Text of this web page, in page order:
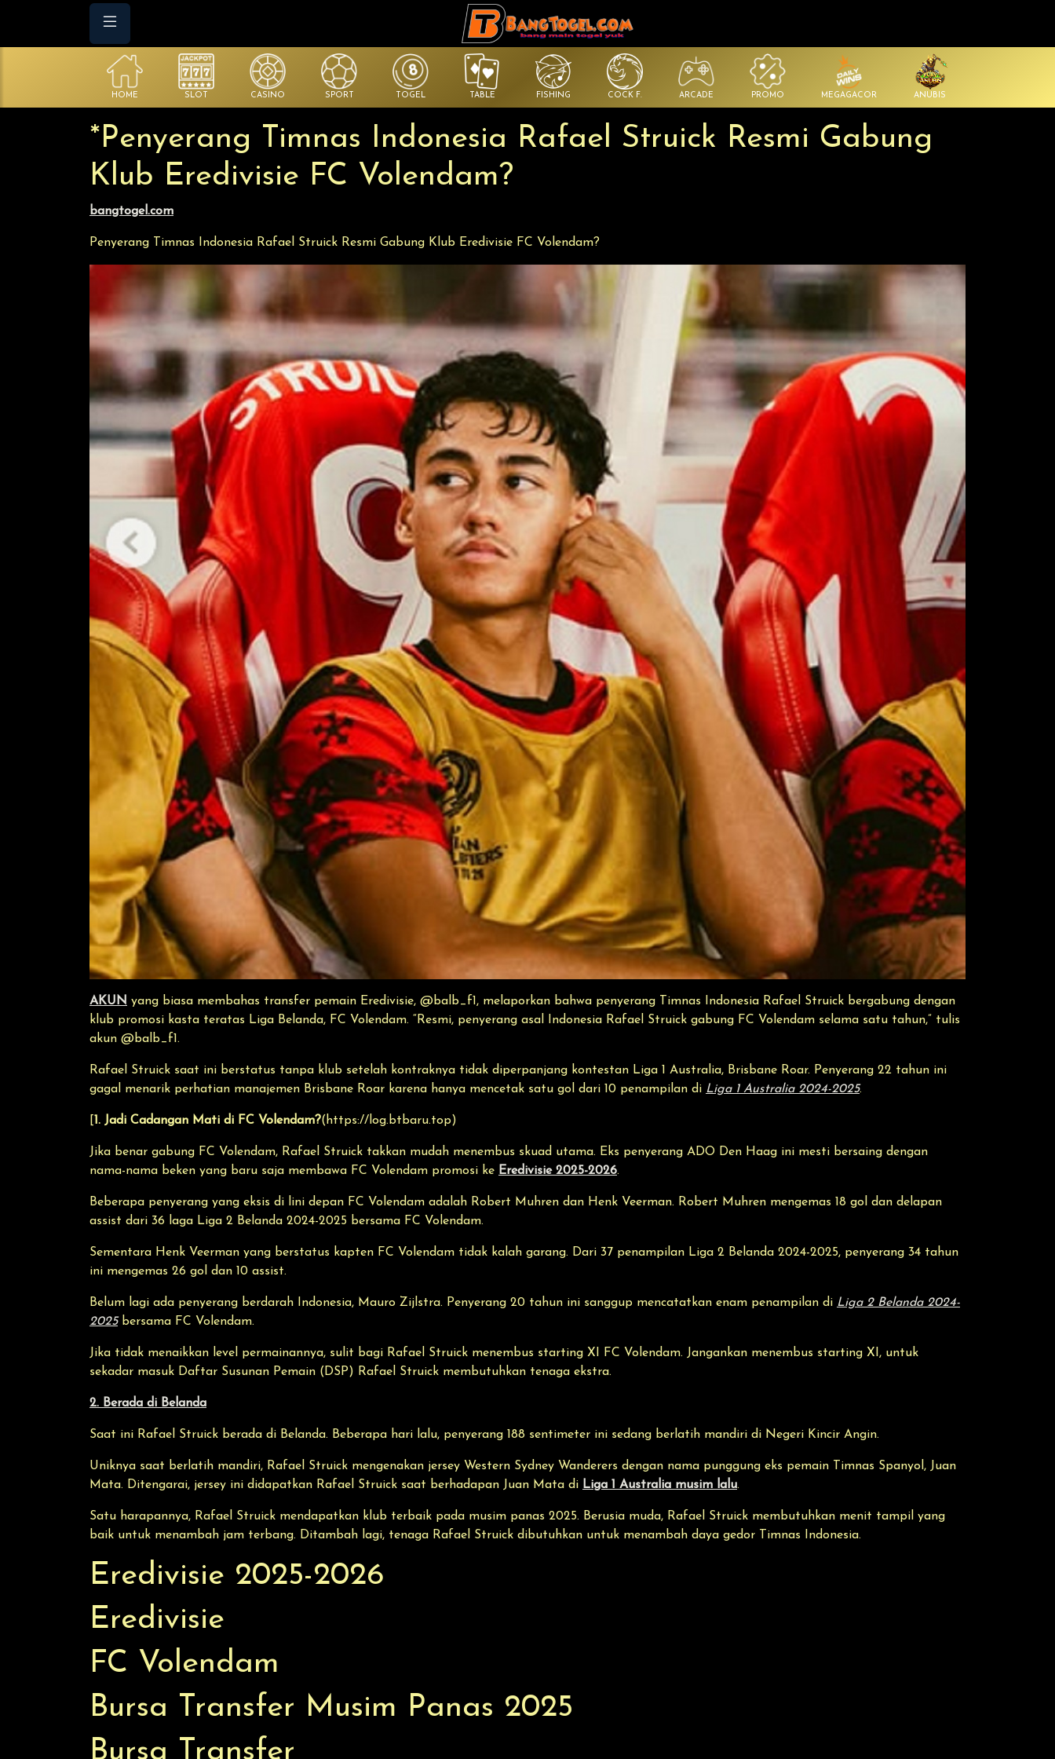
HOME SLOT CASINO SPORT TOGEL TABLE FISHING COCK F. ARCADE PROMO MEGAGACOR ANUBIS
*Penyerang Timnas Indonesia Rafael Struick Resmi Gabung
Klub Eredivisie FC Volendam?
bangtogel.com
Penyerang Timnas Indonesia Rafael Struick Resmi Gabung Klub Eredivisie FC Volendam?
AKUN yang biasa membahas transfer pemain Eredivisie, @balb_f1, melaporkan bahwa penyerang Timnas Indonesia Rafael Struick bergabung dengan
klub promosi kasta teratas Liga Belanda, FC Volendam. “Resmi, penyerang asal Indonesia Rafael Struick gabung FC Volendam selama satu tahun,” tulis
akun @balb_f1.
Rafael Struick saat ini berstatus tanpa klub setelah kontraknya tidak diperpanjang kontestan Liga 1 Australia, Brisbane Roar. Penyerang 22 tahun ini
gagal menarik perhatian manajemen Brisbane Roar karena hanya mencetak satu gol dari 10 penampilan di Liga 1 Australia 2024-2025.
[1. Jadi Cadangan Mati di FC Volendam?(https://log.btbaru.top)
Jika benar gabung FC Volendam, Rafael Struick takkan mudah menembus skuad utama. Eks penyerang ADO Den Haag ini mesti bersaing dengan
nama-nama beken yang baru saja membawa FC Volendam promosi ke Eredivisie 2025-2026.
Beberapa penyerang yang eksis di lini depan FC Volendam adalah Robert Muhren dan Henk Veerman. Robert Muhren mengemas 18 gol dan delapan
assist dari 36 laga Liga 2 Belanda 2024-2025 bersama FC Volendam.
Sementara Henk Veerman yang berstatus kapten FC Volendam tidak kalah garang. Dari 37 penampilan Liga 2 Belanda 2024-2025, penyerang 34 tahun
ini mengemas 26 gol dan 10 assist.
Belum lagi ada penyerang berdarah Indonesia, Mauro Zijlstra. Penyerang 20 tahun ini sanggup mencatatkan enam penampilan di Liga 2 Belanda 2024-
2025bersama FC Volendam.
Jika tidak menaikkan level permainannya, sulit bagi Rafael Struick menembus starting XI FC Volendam. Jangankan menembus starting XI, untuk
sekadar masuk Daftar Susunan Pemain (DSP) Rafael Struick membutuhkan tenaga ekstra.
2. Berada di Belanda
Saat ini Rafael Struick berada di Belanda. Beberapa hari lalu, penyerang 188 sentimeter ini sedang berlatih mandiri di Negeri Kincir Angin.
Uniknya saat berlatih mandiri, Rafael Struick mengenakan jersey Western Sydney Wanderers dengan nama punggung eks pemain Timnas Spanyol, Juan
Mata. Ditengarai, jersey ini didapatkan Rafael Struick saat berhadapan Juan Mata di Liga 1 Australia musim lalu.
Satu harapannya, Rafael Struick mendapatkan klub terbaik pada musim panas 2025. Berusia muda, Rafael Struick membutuhkan menit tampil yang
baik untuk menambah jam terbang. Ditambah lagi, tenaga Rafael Struick dibutuhkan untuk menambah daya gedor Timnas Indonesia.
Eredivisie 2025-2026
Eredivisie
FC Volendam
Bursa Transfer Musim Panas 2025
Bursa Transfer